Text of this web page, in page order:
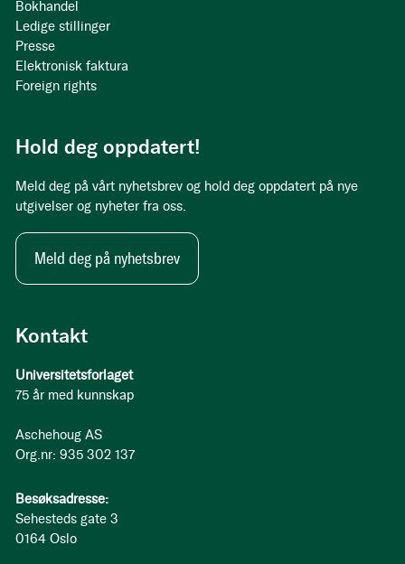
Kontakt
Universitetsforlaget
75 år med kunnskap
Aschehoug AS
Org.nr: 935 302 137
Besøksadresse:
Sehesteds gate 3
0164 Oslo
Bokhandel
Ledige stillinger
Presse
Elektronisk faktura
Foreign rights
Hold deg oppdatert!
Meld deg på vårt nyhetsbrev og hold deg oppdatert på nye
utgivelser og nyheter fra oss.
Meld deg på nyhetsbrev